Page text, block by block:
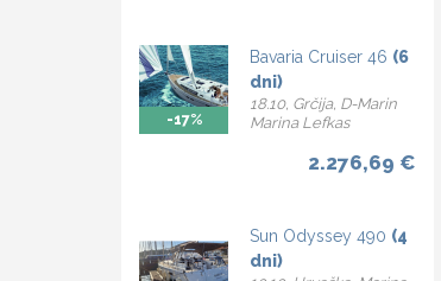
-17%
Bavaria Cruiser 46 (6
dni)
18.10, Grčija, D-Marin
Marina Lefkas
2.276,69 €
Sun Odyssey 490 (4
dni)